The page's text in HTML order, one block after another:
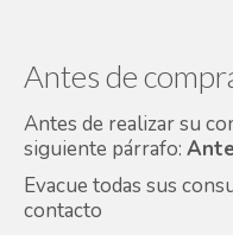
Antes de
Antes de realizar su
siguiente párrafo:
Evacue todas sus
contacto